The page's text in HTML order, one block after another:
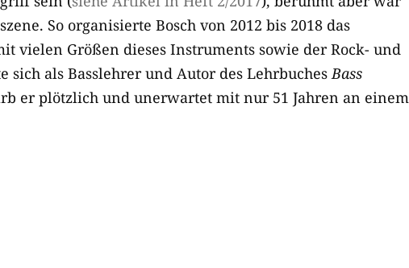
So organisierte Bosch von 2012 bis 2018 das
vielen Größen dieses Instruments sowie der Rock- und
sich als Basslehrer und Autor des Lehrbuches Bass
er plötzlich und unerwartet mit nur 51 Jahren an einem